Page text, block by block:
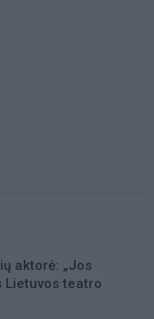
aktorė: „Jos
Lietuvos teatro